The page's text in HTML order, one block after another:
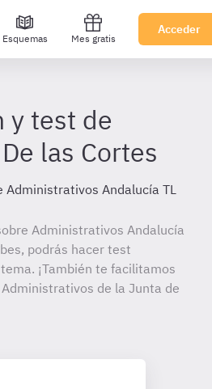
Esquemas Mes gratis
Acceder
y test de
las Cortes
Administrativos Andalucía TL
Administrativos Andalucía
podrás hacer test
¡También te facilitamos
de la Junta de